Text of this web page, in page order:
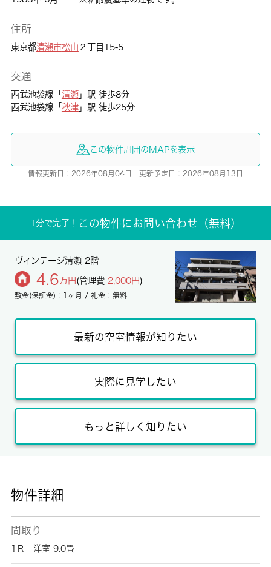
住所
東京都清瀬市松山 ２丁目15-5
交通
西武池袋線「 清瀬 」駅 徒歩8分
西武池袋線「 秋津」駅 徒歩25分
この物件周囲のMAPを表示
情報更新日：2026年08月04日 更新予定日：2026年08月13日
1分で完了！ この物件にお問い合わせ（無料）
ヴィンテージ清瀬 2階
4.6 万円 (管理費 2,000円)
敷金(保証金)：1ヶ月 / 礼金：無料
最新の空室情報が知りたい
実際に見学したい
もっと詳しく知りたい
物件詳細
間取り
1Ｒ 洋室 9.0畳